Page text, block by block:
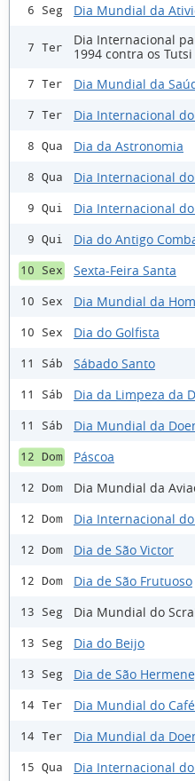
6 Seg Dia Mundial da
7 Ter
Dia Internacional
1994 contra os
7 Ter Dia Mundial da
7 Ter Dia Internacional
8 Qua Dia da Astronomia
8 Qua Dia Internacional
9 Qui Dia Internacional do
9 Qui Dia do Antigo
10 Sex Sexta-Feira Santa
10 Sex Dia Mundial da
10 Sex Dia do Golfista
11 Sáb Sábado Santo
11 Sáb Dia da Limpeza da
11 Sáb Dia Mundial da
12 Dom Páscoa
12 Dom Dia Mundial da
12 Dom Dia Internacional
12 Dom Dia de São Victor
12 Dom Dia de São Frutuoso
13 Seg Dia Mundial do
13 Seg Dia do Beijo
13 Seg Dia de São
14 Ter Dia Mundial do Café
14 Ter Dia Mundial da
15 Qua Dia Internacional